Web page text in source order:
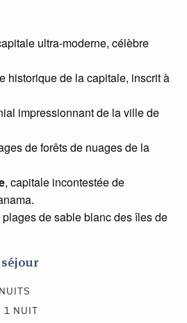
ultra-moderne, célèbre
historique de la capitale, inscrit à
impressionnant de la ville de
de forêts de nuages de la
, capitale incontestée de
de sable blanc des îles de
1 NUIT